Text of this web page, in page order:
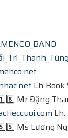
Lh Book
Mr Đặng
​ Lh:
Ms Lương